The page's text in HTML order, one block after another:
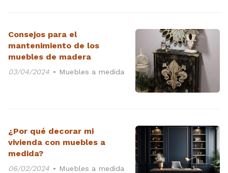
Consejos para el
mantenimiento de los
muebles de madera
03/04/2024 Muebles a medida
¿Por qué decorar mi
vivienda con muebles a
medida?
06/02/2024 Muebles a medida